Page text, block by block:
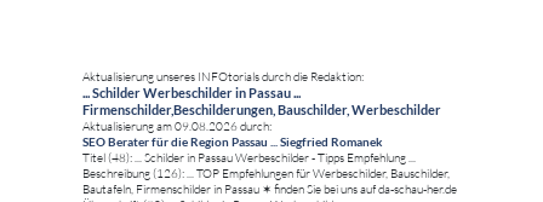
Aktualisierung unseres INFOtorials durch die Redaktion:
... Schilder Werbeschilder in Passau ...
Firmenschilder,Beschilderungen, Bauschilder, Werbeschilder
Aktualisierung am 09.08.2026 durch:
SEO Berater für die Region Passau ... Siegfried Romanek
Titel (48): ... Schilder in Passau Werbeschilder - Tipps Empfehlung ...
Beschreibung (126): ... TOP Empfehlungen für Werbeschilder, Bauschilder,
Bautafeln, Firmenschilder in Passau ✶ finden Sie bei uns auf da-schau-her.de